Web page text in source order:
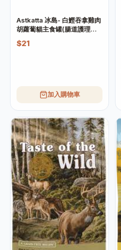
Astkatta 冰島- 白鰹吞拿雞肉
胡蘿蔔貓主食罐(腸道護理配
方)
$21
加入購物車